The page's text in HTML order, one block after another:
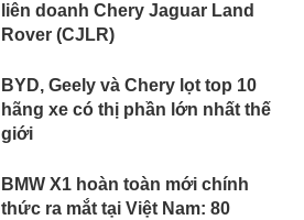
liên doanh Chery Jaguar Land
Rover (CJLR)
BYD, Geely và Chery lọt top 10
hãng xe có thị phần lớn nhất thế
giới
BMW X1 hoàn toàn mới chính
thức ra mắt tại Việt Nam: 80